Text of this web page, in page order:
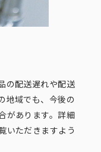
の配送遅れや配送
地域でも、今後の
があります。詳細
いただきますよう